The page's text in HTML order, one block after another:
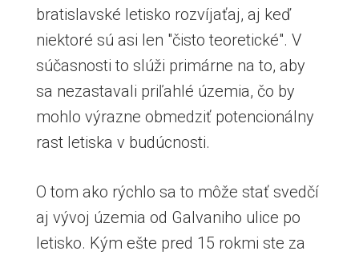
bratislavské letisko rozvíjaťaj, aj keď
niektoré sú asi len "čisto teoretické". V
súčasnosti to slúži primárne na to, aby
sa nezastavali priľahlé územia, čo by
mohlo výrazne obmedziť potencionálny
rast letiska v budúcnosti.
O tom ako rýchlo sa to môže stať svedčí
aj vývoj územia od Galvaniho ulice po
letisko. Kým ešte pred 15 rokmi ste za